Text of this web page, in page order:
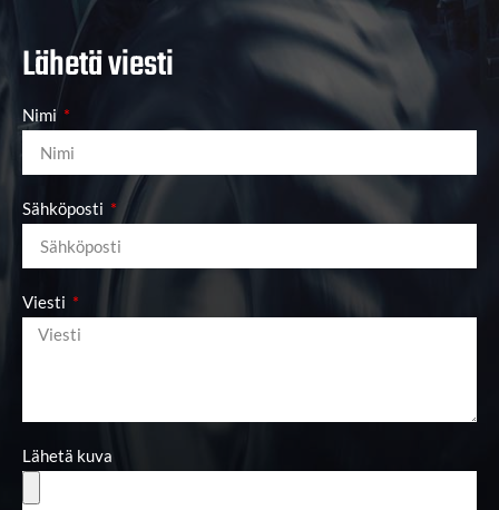
Lähetä viesti
Nimi
Sähköposti
Viesti
Lähetä kuva